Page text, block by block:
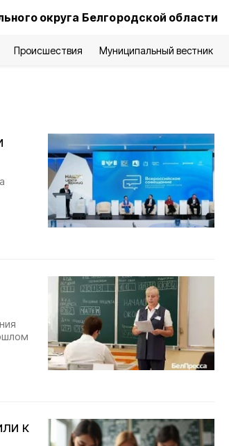
округа Белгородской области
Происшествия Муниципальный вестник
к